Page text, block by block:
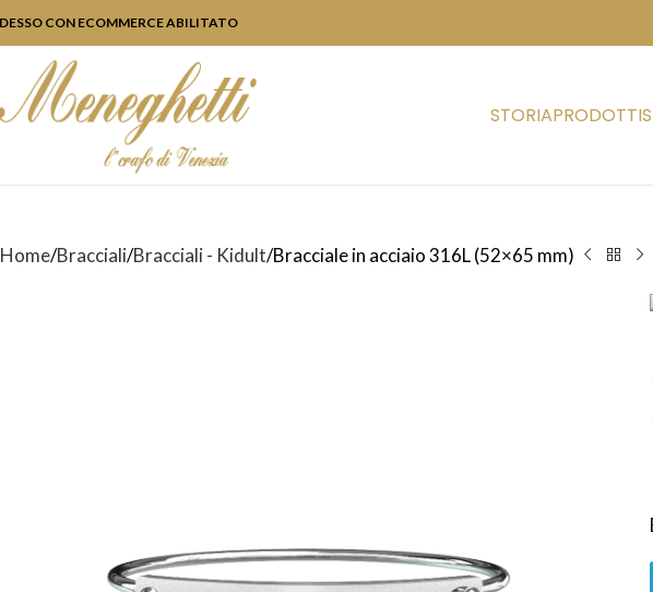
CON ECOMMERCE ABILITATO
STORIAPRODOTTI
Home Bracciali Bracciali - Kidult Bracciale in acciaio 316L (52×65 mm)